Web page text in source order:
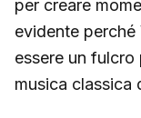
per creare
evidente perché
essere un fulcro
musica classica